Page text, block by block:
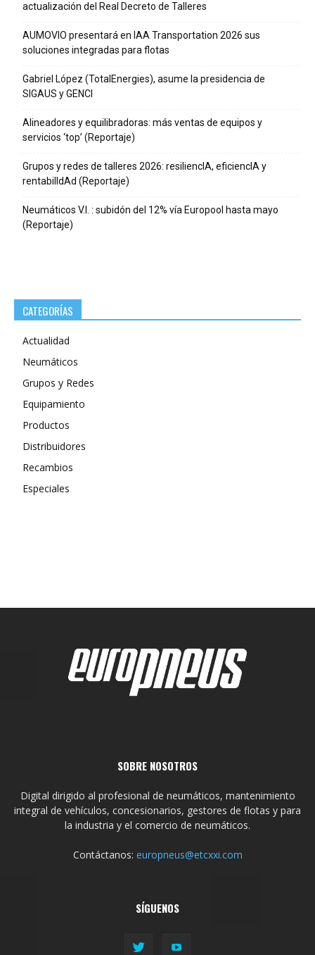
actualización del Real Decreto de Talleres
AUMOVIO presentará en IAA Transportation 2026 sus
soluciones integradas para flotas
Gabriel López (TotalEnergies), asume la presidencia de
SIGAUS y GENCI
Alineadores y equilibradoras: más ventas de equipos y
servicios ‘top’ (Reportaje)
Grupos y redes de talleres 2026: resiliencIA, eficiencIA y
rentabilIdAd (Reportaje)
Neumáticos V.I. : subidón del 12% vía Europool hasta mayo
(Reportaje)
CATEGORÍAS
Actualidad
Neumáticos
Grupos y Redes
Equipamiento
Productos
Distribuidores
Recambios
Especiales
SOBRE NOSOTROS
Digital dirigido al profesional de neumáticos, mantenimiento
integral de vehículos, concesionarios, gestores de flotas y para
la industria y el comercio de neumáticos.
Contáctanos: europneus@etcxxi.com
SÍGUENOS